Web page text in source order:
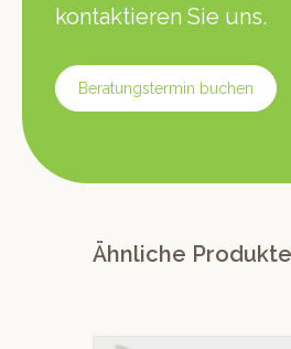
kontaktieren Sie uns.
Beratungstermin buchen
Ähnliche Produkte